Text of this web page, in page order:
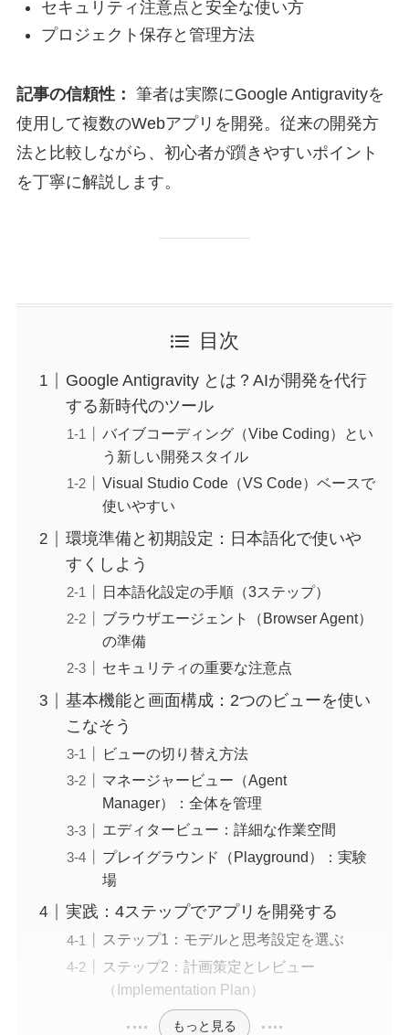
セキュリティ注意点と安全な使い方
プロジェクト保存と管理方法
記事の信頼性： 筆者は実際にGoogle Antigravityを
使用して複数のWebアプリを開発。従来の開発方
法と比較しながら、初心者が躓きやすいポイント
を丁寧に解説します。
目次
Google Antigravity とは？AIが開発を代行
する新時代のツール
バイブコーディング（Vibe Coding）とい
う新しい開発スタイル
Visual Studio Code（VS Code）ベースで
使いやすい
環境準備と初期設定：日本語化で使いや
すくしよう
日本語化設定の手順（3ステップ）
ブラウザエージェント（Browser Agent）
の準備
セキュリティの重要な注意点
基本機能と画面構成：2つのビューを使い
こなそう
ビューの切り替え方法
マネージャービュー（Agent
Manager）：全体を管理
エディタービュー：詳細な作業空間
プレイグラウンド（Playground）：実験
場
実践：4ステップでアプリを開発する
ステップ1：モデルと思考設定を選ぶ
ステップ2：計画策定とレビュー
（Implementation Plan）
もっと見る